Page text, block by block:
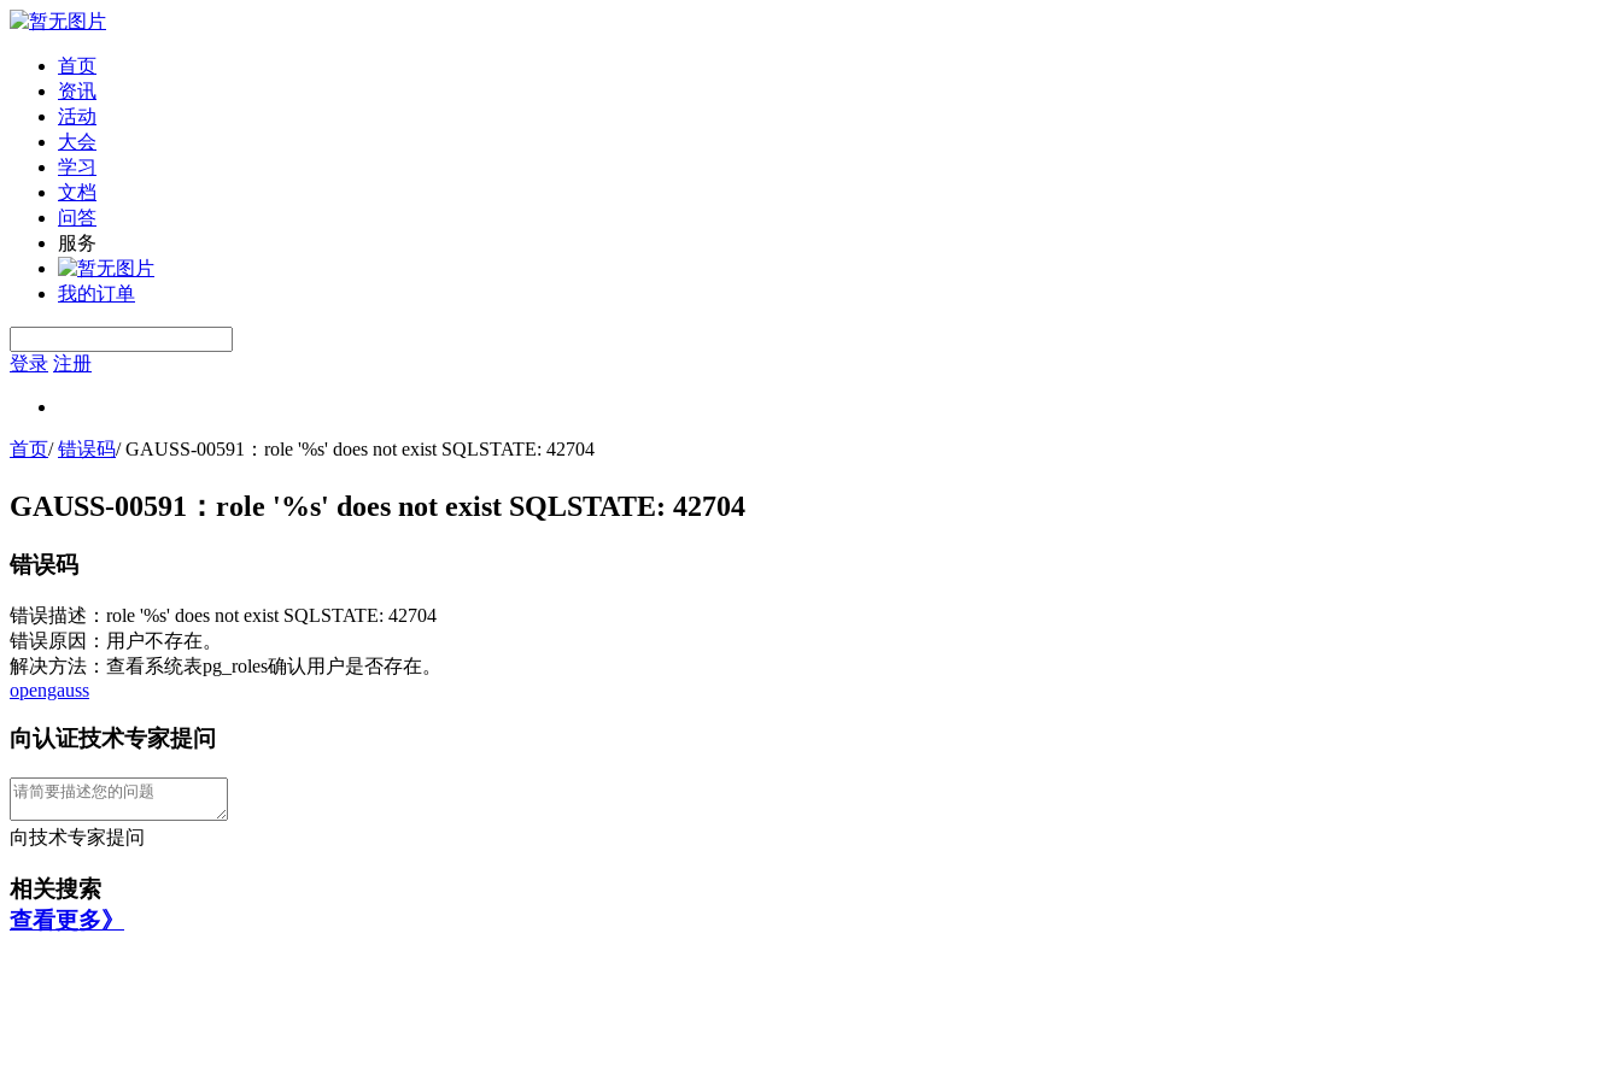
首页
资讯
活动
大会
学习
文档
问答
服务
我的订单
登录 注册
首页/错误码/GAUSS-00591：role '%s' does not exist SQLSTATE: 42704
GAUSS-00591：role '%s' does not exist SQLSTATE: 42704
错误码
错误描述：role '%s' does not exist SQLSTATE: 42704
错误原因：用户不存在。
解决方法：查看系统表pg_roles确认用户是否存在。
opengauss
向认证技术专家提问
向技术专家提问
相关搜索
查看更多》